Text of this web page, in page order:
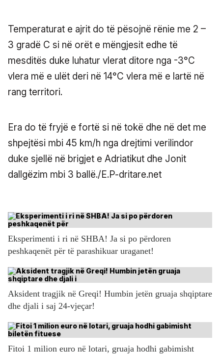
Temperaturat e ajrit do të pësojnë rënie me 2 –
3 gradë C si në orët e mëngjesit edhe të
mesditës duke luhatur vlerat ditore nga -3°C
vlera më e ulët deri në 14°C vlera më e lartë në
rang territori.
Era do të fryjë e fortë si në tokë dhe në det me
shpejtësi mbi 45 km/h nga drejtimi verilindor
duke sjellë në brigjet e Adriatikut dhe Jonit
dallgëzim mbi 3 ballë./E.P-dritare.net
Eksperimenti i ri në SHBA! Ja si po përdoren
peshkaqenët për të parashikuar uraganet!
Aksident tragjik në Greqi! Humbin jetën gruaja shqiptare
dhe djali i saj 24-vjeçar!
Fitoi 1 milion euro në lotari, gruaja hodhi gabimisht